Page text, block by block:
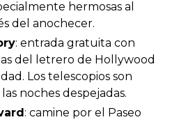
hermosas al
del anochecer.
: entrada gratuita con
del letrero de Hollywood
Los telescopios son
noches despejadas.
: camine por el Paseo